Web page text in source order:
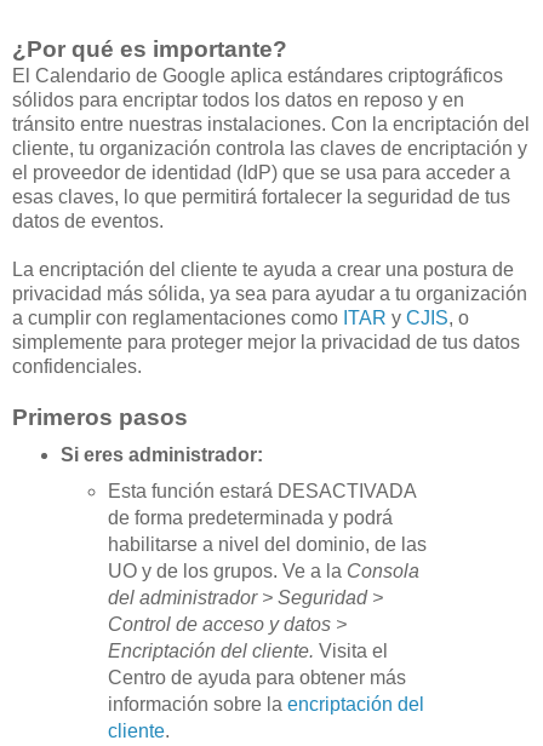
¿Por qué es importante?
El Calendario de Google aplica estándares criptográficos
sólidos para encriptar todos los datos en reposo y en
tránsito entre nuestras instalaciones. Con la encriptación del
cliente, tu organización controla las claves de encriptación y
el proveedor de identidad (IdP) que se usa para acceder a
esas claves, lo que permitirá fortalecer la seguridad de tus
datos de eventos.
La encriptación del cliente te ayuda a crear una postura de
privacidad más sólida, ya sea para ayudar a tu organización
a cumplir con reglamentaciones como ITAR y CJIS, o
simplemente para proteger mejor la privacidad de tus datos
confidenciales.
Primeros pasos
Si eres administrador:
Esta función estará DESACTIVADA
de forma predeterminada y podrá
habilitarse a nivel del dominio, de las
UO y de los grupos. Ve a la Consola
del administrador > Seguridad >
Control de acceso y datos >
Encriptación del cliente. Visita el
Centro de ayuda para obtener más
información sobre laencriptación del
cliente.